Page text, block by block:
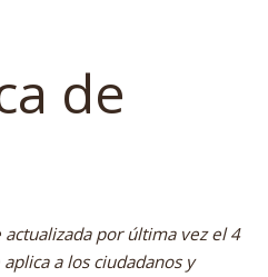
de
por última vez el 4
a los ciudadanos y